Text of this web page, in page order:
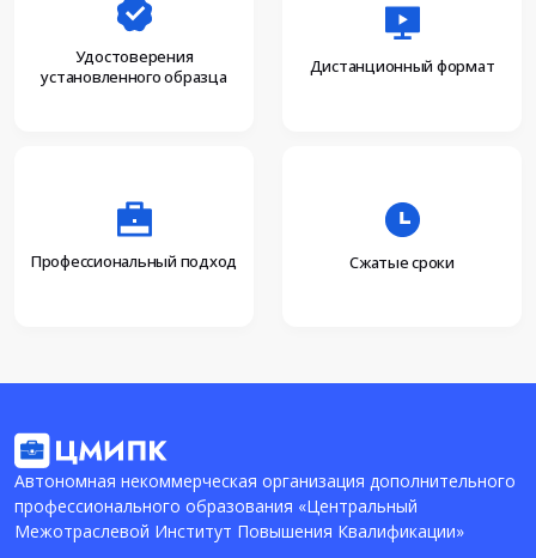
Удостоверения
установленного образца
Дистанционный формат
Профессиональный подход Сжатые сроки
Автономная некоммерческая организация дополнительного
профессионального образования «Центральный
Межотраслевой Институт Повышения Квалификации»